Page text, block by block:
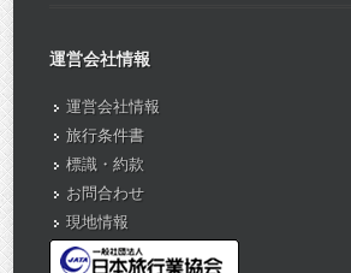
運営会社情報
運営会社情報
旅行条件書
標識・約款
お問合わせ
現地情報